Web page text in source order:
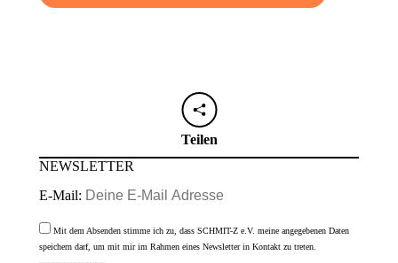
Teilen
NEWSLETTER
E-Mail:
Mit dem Absenden stimme ich zu, dass SCHMIT-Z e.V. meine angegebenen Daten
speichern darf, um mit mir im Rahmen eines Newsletter in Kontakt zu treten.